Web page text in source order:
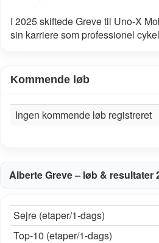
I 2025 skiftede Greve til Uno-X
sin karriere som professionel
Kommende løb
Ingen kommende løb registreret
Alberte Greve – løb & resultater
Sejre (etaper/1-dags)
Top-10 (etaper/1-dags)